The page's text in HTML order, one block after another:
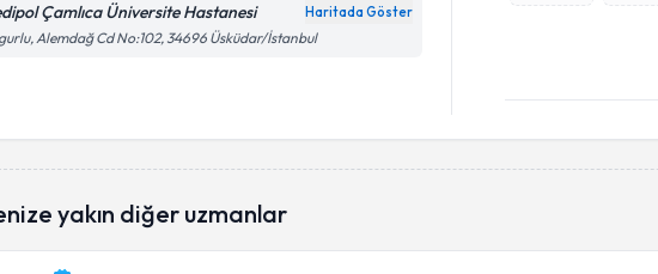
Çamlıca Üniversite Hastanesi Haritada Göster
Alemdağ Cd No:102, 34696 Üsküdar/İstanbul
yakın diğer uzmanlar